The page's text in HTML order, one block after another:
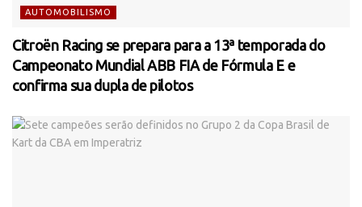
AUTOMOBILISMO
Citroën Racing se prepara para a 13ª temporada do
Campeonato Mundial ABB FIA de Fórmula E e
confirma sua dupla de pilotos